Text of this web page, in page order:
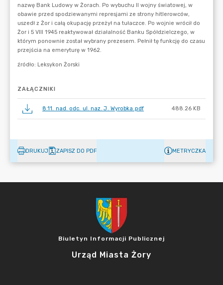
ZAŁĄCZNIKI
8.11. nad. odc. ul. naz. J. Wyrobka.pdf 488.26 KB
DRUKUJ ZAPISZ DO PDF METRYCZKA
Biuletyn Informacji Publicznej
Urząd Miasta Żory